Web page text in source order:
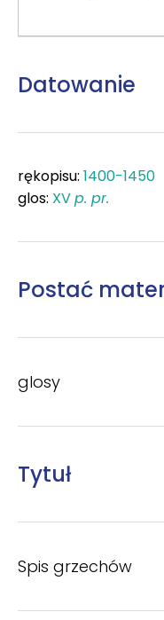
Datowanie
rękopisu: 1400-1450
glos: XVp. pr.
Postać
glosy
Tytuł
Spis grzechów